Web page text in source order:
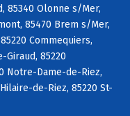
85340 Olonne s/Mer,
85470 Brem s/Mer,
Commequiers,
Giraud, 85220
Notre-Dame-de-Riez,
de-Riez, 85220 St-